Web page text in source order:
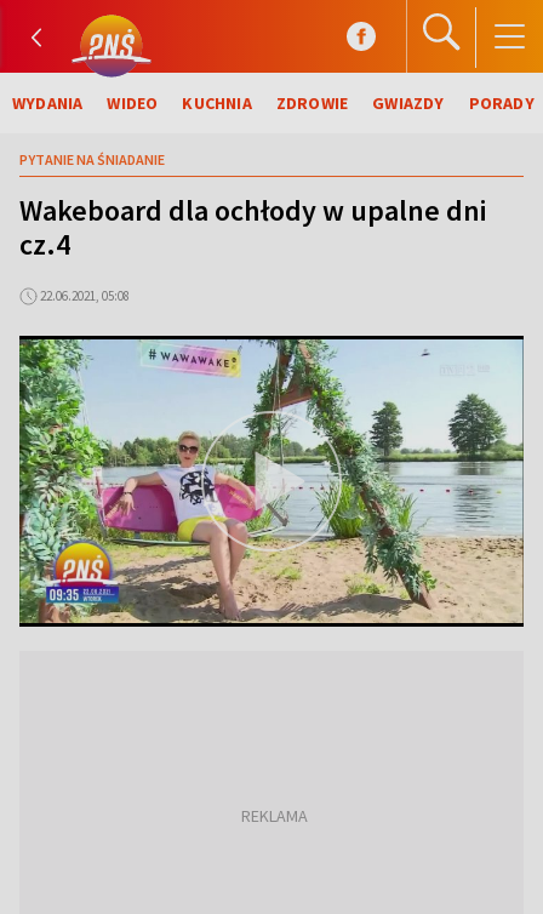
WYDANIA WIDEO KUCHNIA ZDROWIE GWIAZDY PORADY
PYTANIE NA ŚNIADANIE
Wakeboard dla ochłody w upalne dni
cz.4
22.06.2021, 05:08